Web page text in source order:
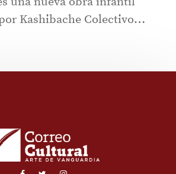
Kashibache Colectivo…